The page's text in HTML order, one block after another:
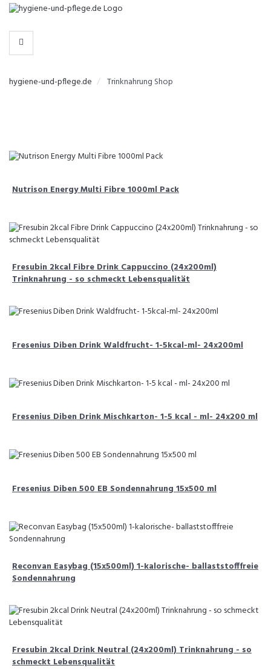
-
KATEGORIEN
hygiene-und-pflege.de Trinknahrung Shop
Nutrison Energy Multi Fibre 1000ml Pack
Fresubin 2kcal Fibre Drink Cappuccino (24x200ml)
Trinknahrung - so schmeckt Lebensqualität
Fresenius Diben Drink Waldfrucht- 1-5kcal-ml- 24x200ml
Fresenius Diben Drink Mischkarton- 1-5 kcal - ml- 24x200 ml
Fresenius Diben 500 EB Sondennahrung 15x500 ml
Reconvan Easybag (15x500ml) 1-kalorische- ballaststofffreie
Sondennahrung
Fresubin 2kcal Drink Neutral (24x200ml) Trinknahrung - so
schmeckt Lebensqualität